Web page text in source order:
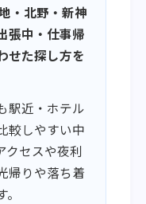
・北野・新神
張中・仕事帰
せた探し方を
駅近・ホテル
較しやすい中
クセスや夜利
帰りや落ち着